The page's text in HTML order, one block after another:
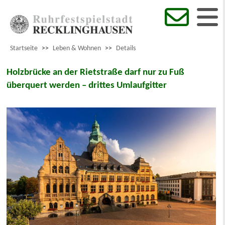
Startseite >> Leben & Wohnen >> Details
Holzbrücke an der Rietstraße darf nur zu Fuß
überquert werden – drittes Umlaufgitter